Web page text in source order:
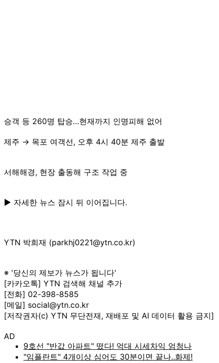
승객 등 260명 탑승…현재까지 인명피해 없어
제주 → 목포 여객선, 오후 4시 40분 제주 출발
서해해경, 현장 출동해 구조 작업 중
▶ 자세한 뉴스 잠시 뒤 이어집니다.
YTN 박희재 (parkhj0221@ytn.co.kr)
※ '당신의 제보가 뉴스가 됩니다'
[카카오톡] YTN 검색해 채널 추가
[전화] 02-398-8585
[메일] social@ytn.co.kr
[저작권자(c) YTN 무단전재, 재배포 및 AI 데이터 활용 금지]
AD